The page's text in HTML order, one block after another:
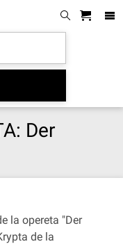
Der
la opereta "Der
de la